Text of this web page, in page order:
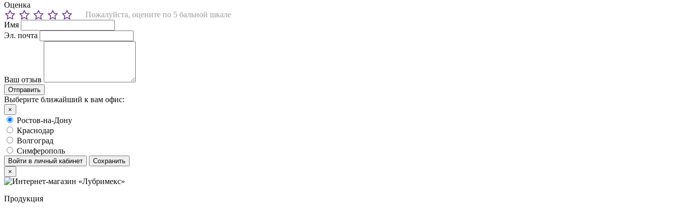
Оценка
Пожалуйста, оцените по 5 бальной шкале
Имя
Эл. почта
Ваш отзыв
Выберите ближайший к вам офис:
×
Ростов-на-Дону
Краснодар
Волгоград
Симферополь
Войти в личный кабинет
Сохранить
×
Продукция